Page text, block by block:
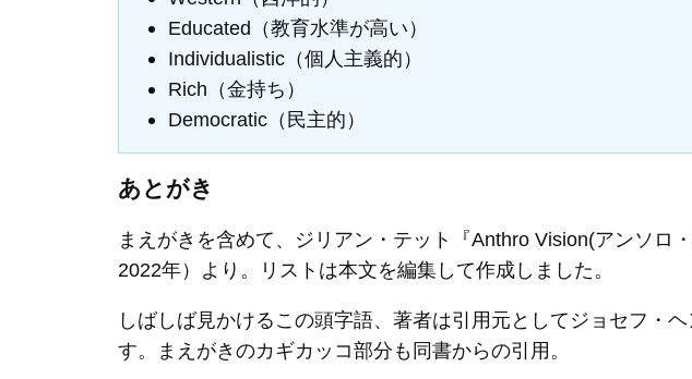
Educated（教育水準が高い）
Individualistic（個人主義的）
Rich（金持ち）
Democratic（民主的）
あとがき
まえがきを含めて、ジリアン・テット『Anthro Vision(アンソロ
2022年）より。リストは本文を編集して作成しました。
しばしば見かけるこの頭字語、著者は引用元としてジョセフ・
す。まえがきのカギカッコ部分も同書からの引用。